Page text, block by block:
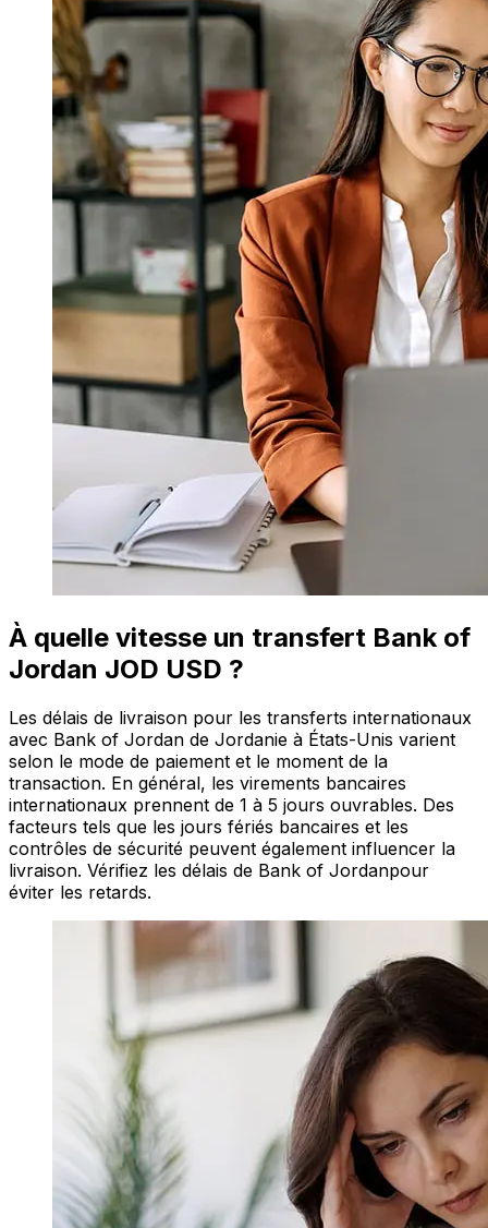
À quelle vitesse un transfert Bank of
Jordan JOD USD ?
Les délais de livraison pour les transferts internationaux
avec Bank of Jordan de Jordanie à États-Unis varient
selon le mode de paiement et le moment de la
transaction. En général, les virements bancaires
internationaux prennent de 1 à 5 jours ouvrables. Des
facteurs tels que les jours fériés bancaires et les
contrôles de sécurité peuvent également influencer la
livraison. Vérifiez les délais de Bank of Jordanpour
éviter les retards.